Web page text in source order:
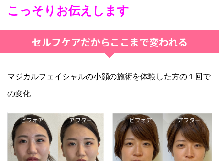
こっそりお伝えします
セルフケアだからここまで変われる
マジカルフェイシャルの小顔の施術を体験した方の１回で
の変化